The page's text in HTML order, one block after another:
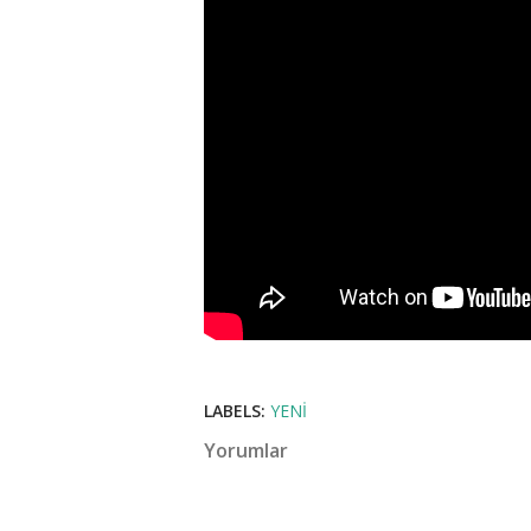
LABELS: YENI
Yorumlar